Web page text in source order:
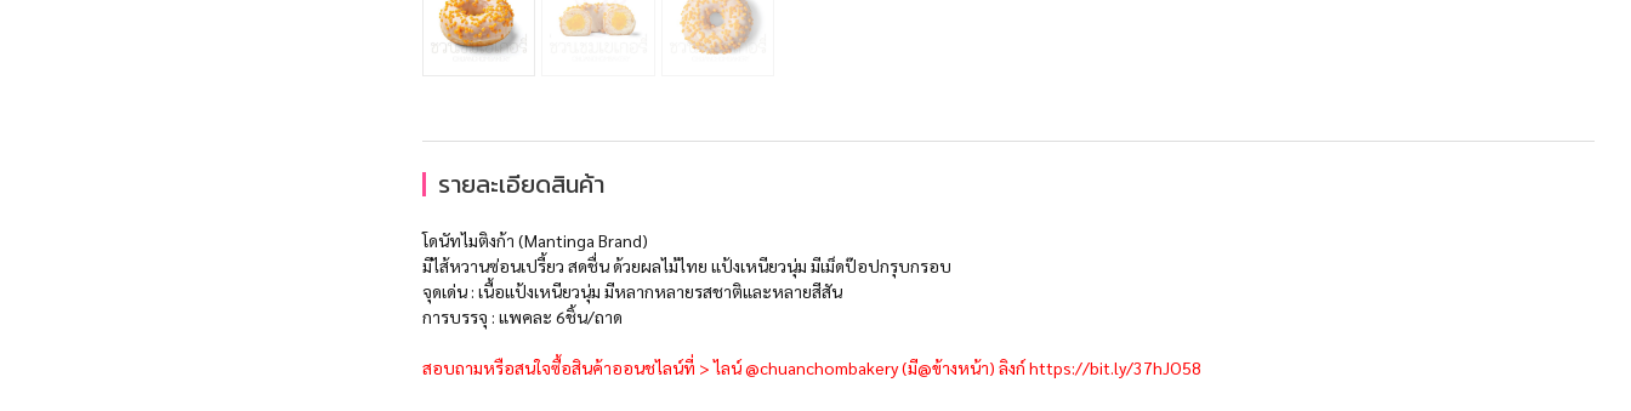
รายละเอียดสินค้า
โดนัทไมติงก้า (Mantinga Brand)
มีไส้หวานซ่อนเปรี้ยว สดชื่น ด้วยผลไม้ไทย แป้งเหนียวนุ่ม มีเม็ดป๊อปกรุบกรอบ
จุดเด่น : เนื้อแป้งเหนียวนุ่ม มีหลากหลายรสชาติและหลายสีสัน
การบรรจุ : แพคละ 6ชิ้น/ถาด
สอบถามหรือสนใจซื้อสินค้าออนชไลน์ที่ > ไลน์ @chuanchombakery (มี@ข้างหน้า) ลิงก์https://bit.ly/37hJO58